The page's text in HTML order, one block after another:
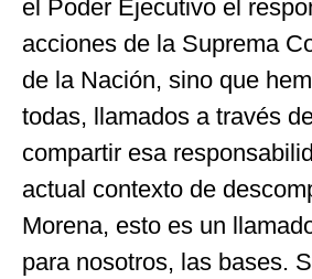
el Poder Ejecutivo el
acciones de la Suprema
de la Nación, sino que
todas, llamados a través
compartir esa
actual contexto de
Morena, esto es un
para nosotros, las bases.